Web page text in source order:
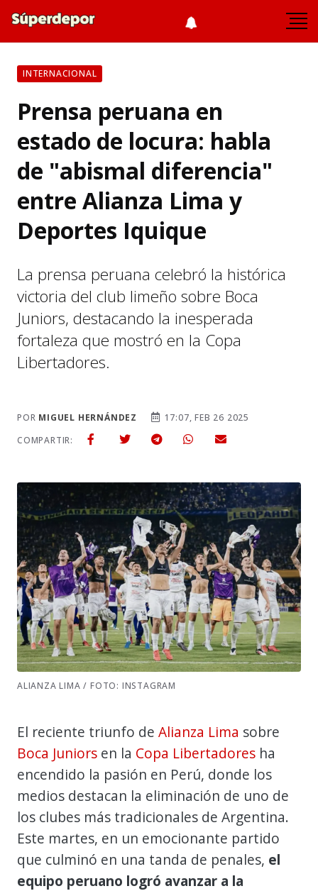
INTERNACIONAL
Prensa peruana en
estado de locura: habla
de "abismal diferencia"
entre Alianza Lima y
Deportes Iquique
La prensa peruana celebró la histórica
victoria del club limeño sobre Boca
Juniors, destacando la inesperada
fortaleza que mostró en la Copa
Libertadores.
POR MIGUEL HERNÁNDEZ
17:07, FEB 26 2025
COMPARTIR:
ALIANZA LIMA / FOTO: INSTAGRAM
El reciente triunfo de Alianza Lima sobre
Boca Juniors en la Copa Libertadores ha
encendido la pasión en Perú, donde los
medios destacan la eliminación de uno de
los clubes más tradicionales de Argentina.
Este martes, en un emocionante partido
que culminó en una tanda de penales, el
equipo peruano logró avanzar a la